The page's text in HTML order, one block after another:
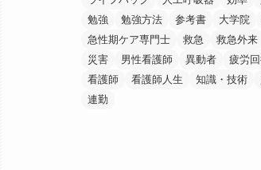
勉強
勉強方法 参考書 大学院
急性期ケア専門士
救急 救急外来
災害
男性看護師 異動者 疲労
看護師
看護師人生 知識・技術
連勤